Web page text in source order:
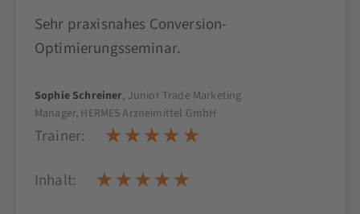
Sehr praxisnahes Conversion-
Optimierungsseminar.
Sophie Schreiner, Junior Trade Marketing
Manager, HERMES Arzneimittel GmbH
Trainer:
Inhalt: